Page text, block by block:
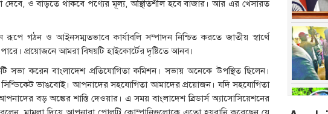
দেবে, ও বাড়তে থাকবে পণ্যের মূল্য, অস্থিতিশীল হবে বাজার। আর এর খেসারত
গঠন ও আইনসম্মতভাবে কার্যাবলি সম্পাদন নিশ্চিত করতে জাতীয় স্বার্থে
প্রয়োজনে আমরা বিষয়টি হাইকোর্টের দৃষ্টিতে আনব।
সভা করেন বাংলাদেশ প্রতিযোগিতা কমিশন। সভায় অনেকে উপস্থিত ছিলেন।
ভাঙবোই। আপনাদের সহযোগিতা আমাদের প্রয়োজন। যদি সহযোগিতা
বড় অঙ্কের শাস্তি দেওয়ার। এ সময় বাংলাদেশ ব্রিডার্স অ্যাসোসিয়েশনের